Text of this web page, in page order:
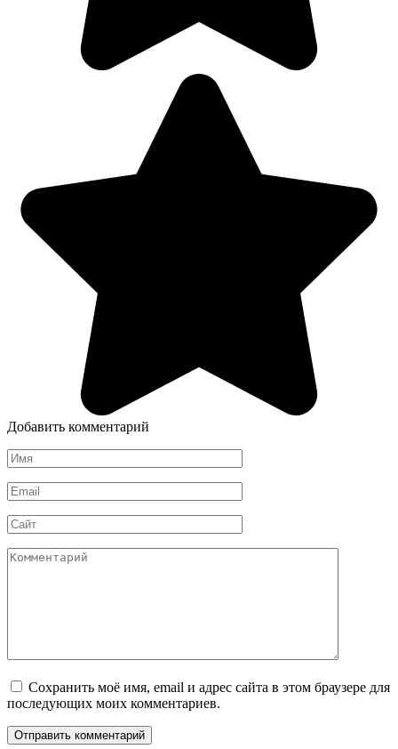
Добавить комментарий
Имя
*
Email
*
Сайт
Комментарий
Сохранить моё имя, email и адрес сайта в этом браузере для
последующих моих комментариев.